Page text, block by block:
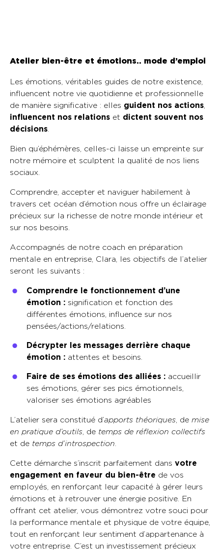
Atelier bien-être et émotions.. mode d’emploi
Les émotions, véritables guides de notre existence,
influencent notre vie quotidienne et professionnelle
de manière significative : elles guident nos actions,
influencent nos relations et dictent souvent nos
décisions.
Bien qu’éphémères, celles-ci laisse un empreinte sur
notre mémoire et sculptent la qualité de nos liens
sociaux.
Comprendre, accepter et naviguer habilement à
travers cet océan d’émotion nous offre un éclairage
précieux sur la richesse de notre monde intérieur et
sur nos besoins.
Accompagnés de notre coach en préparation
mentale en entreprise, Clara, les objectifs de l’atelier
seront les suivants :
Comprendre le fonctionnement d’une
émotion : signification et fonction des
différentes émotions, influence sur nos
pensées/actions/relations.
Décrypter les messages derrière chaque
émotion : attentes et besoins.
Faire de ses émotions des alliées : accueillir
ses émotions, gérer ses pics émotionnels,
valoriser ses émotions agréables
L’atelier sera constitué d’apports théoriques, de mise
en pratique d’outils, de temps de réflexion collectifs
et de temps d’introspection.
Cette démarche s’inscrit parfaitement dans votre
engagement en faveur du bien-être de vos
employés, en renforçant leur capacité à gérer leurs
émotions et à retrouver une énergie positive. En
offrant cet atelier, vous démontrez votre souci pour
la performance mentale et physique de votre équipe,
tout en renforçant leur sentiment d’appartenance à
votre entreprise. C’est un investissement précieux